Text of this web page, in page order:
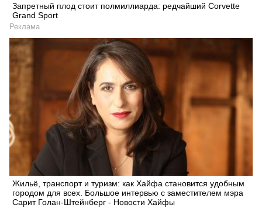
Запретный плод стоит полмиллиарда: редчайший Corvette
Grand Sport
Реклама
Жильё, транспорт и туризм: как Хайфа становится удобным
городом для всех. Большое интервью с заместителем мэра
Сарит Голан-Штейнберг - Новости Хайфы